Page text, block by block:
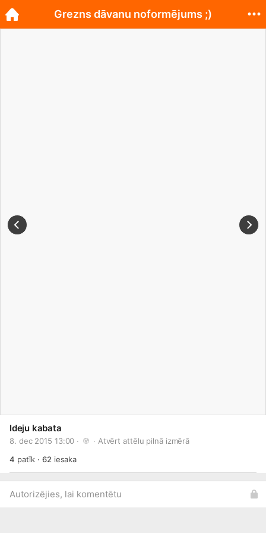
Ideju kabata
8. dec 2015 13:00 · · Atvērt attēlu pilnā izmērā
4 patīk ·62 iesaka
Autorizējies, lai komentētu
Grezns dāvanu noformējums ;)